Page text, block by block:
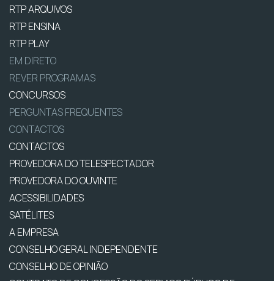
RTP ARQUIVOS
RTP ENSINA
RTP PLAY
EM DIRETO
REVER PROGRAMAS
CONCURSOS
PERGUNTAS FREQUENTES
CONTACTOS
CONTACTOS
PROVEDORA DO TELESPECTADOR
PROVEDORA DO OUVINTE
ACESSIBILIDADES
SATÉLITES
A EMPRESA
CONSELHO GERAL INDEPENDENTE
CONSELHO DE OPINIÃO